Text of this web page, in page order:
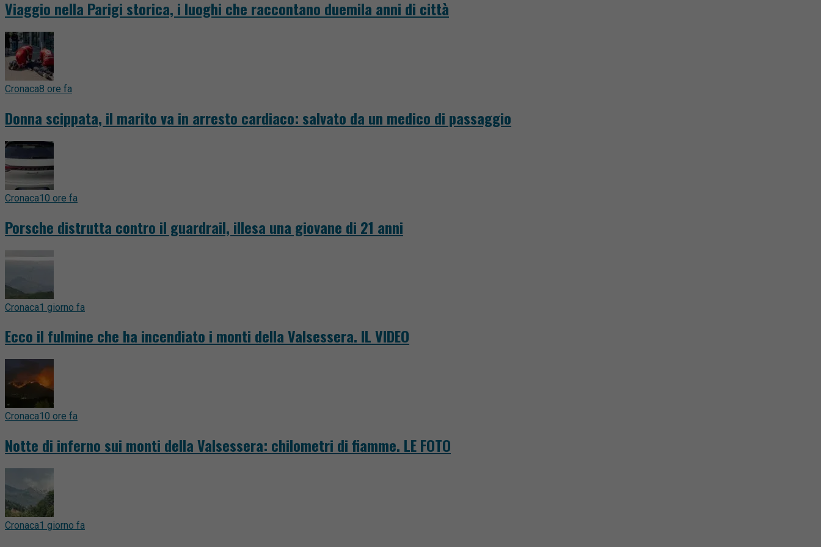
Viaggio nella Parigi storica, i luoghi che raccontano duemila anni di città
Cronaca8 ore fa
Donna scippata, il marito va in arresto cardiaco: salvato da un medico di passaggio
Cronaca10 ore fa
Porsche distrutta contro il guardrail, illesa una giovane di 21 anni
Cronaca1 giorno fa
Ecco il fulmine che ha incendiato i monti della Valsessera. IL VIDEO
Cronaca10 ore fa
Notte di inferno sui monti della Valsessera: chilometri di fiamme. LE FOTO
Cronaca1 giorno fa